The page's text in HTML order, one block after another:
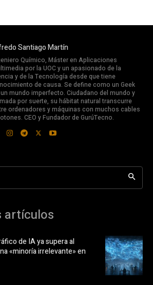
Santiago Martín
Químico, Máster en Aplicaciones
por la UOC y un apasionado de la
y de la Tecnología desde que tiene
de causa. Se define como un Geek
mundo imperfecto. Ciudadano del mundo y
por suerte, su hábitat natural transcurre
ordenadores y máquinas con muchos cables
CEO y Fundador de GurúTecno.
artículos
de IA ya supera al
«minoría irrelevante» en